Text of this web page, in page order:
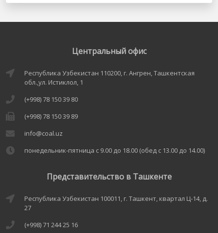
Центральный офис
Республика Узбекистан 110200, г. Ангрен, Ташкентская
обл.,ул. Истиклол, 1
(+998) 78 150 39 80
(+998) 78 150 39 89
info@coal.uz
понедельник-пятница с 9.00 до 18.00 (обед с 13.00 до 14.00)
Представительство в Ташкенте
Республика Узбекистан 100011, г. Ташкент, квартал Ц-14, д.
27
(+998) 71 244 25 16